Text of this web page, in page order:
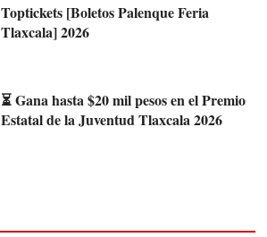
Toptickets [Boletos Palenque Feria
Tlaxcala] 2026
⏳ Gana hasta $20 mil pesos en el Premio
Estatal de la Juventud Tlaxcala 2026